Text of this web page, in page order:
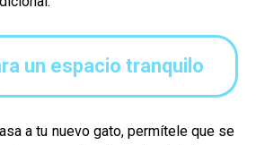
un espacio tranquilo
a tu nuevo gato, permítele que se